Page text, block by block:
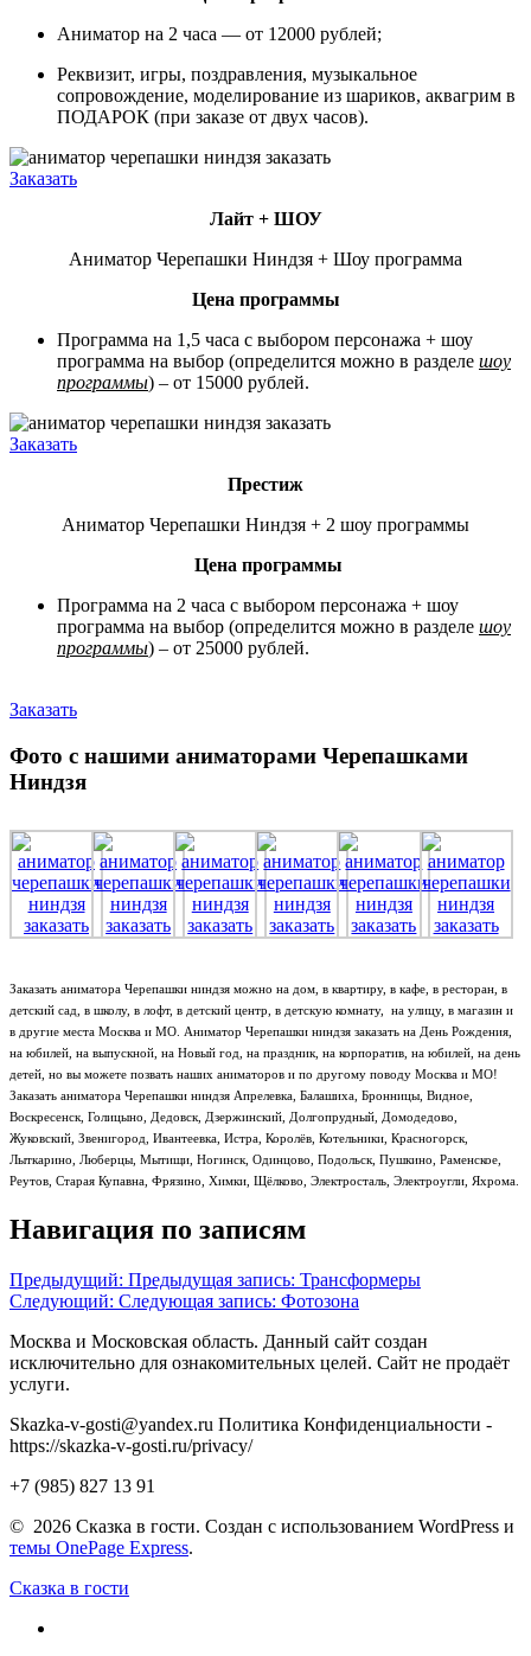
Аниматор на 2 часа — от 12000 рублей;
Реквизит, игры, поздравления, музыкальное
сопровождение, моделирование из шариков, аквагрим в
ПОДАРОК (при заказе от двух часов).
Заказать
Лайт + ШОУ
Аниматор Черепашки Ниндзя + Шоу программа
Цена программы
Программа на 1,5 часа с выбором персонажа + шоу
программа на выбор (определится можно в разделе шоу
программы) – от 15000 рублей.
Заказать
Престиж
Аниматор Черепашки Ниндзя + 2 шоу программы
Цена программы
Программа на 2 часа с выбором персонажа + шоу
программа на выбор (определится можно в разделе шоу
программы) – от 25000 рублей.
Заказать
Фото с нашими аниматорами Черепашками
Ниндзя
Заказать аниматора Черепашки ниндзя можно на дом, в квартиру, в кафе, в ресторан, в
детский сад, в школу, в лофт, в детский центр, в детскую комнату, на улицу, в магазин и
в другие места Москва и МО. Аниматор Черепашки ниндзя заказать на День Рождения,
на юбилей, на выпускной, на Новый год, на праздник, на корпоратив, на юбилей, на день
детей, но вы можете позвать наших аниматоров и по другому поводу Москва и МО!
Заказать аниматора Черепашки ниндзя Апрелевка, Балашиха, Бронницы, Видное,
Воскресенск, Голицыно, Дедовск, Дзержинский, Долгопрудный, Домодедово,
Жуковский, Звенигород, Ивантеевка, Истра, Королёв, Котельники, Красногорск,
Лыткарино, Люберцы, Мытищи, Ногинск, Одинцово, Подольск, Пушкино, Раменское,
Реутов, Старая Купавна, Фрязино, Химки, Щёлково, Электросталь, Электроугли, Яхрома.
Навигация по записям
Предыдущий: Предыдущая запись: Трансформеры
Следующий: Следующая запись: Фотозона
Москва и Московская область. Данный сайт создан
исключительно для ознакомительных целей. Сайт не продаёт
услуги.
Skazka-v-gosti@yandex.ru Политика Конфиденциальности -
https://skazka-v-gosti.ru/privacy/
+7 (985) 827 13 91
© 2026 Сказка в гости. Создан с использованием WordPress и
темы OnePage Express.
Сказка в гости